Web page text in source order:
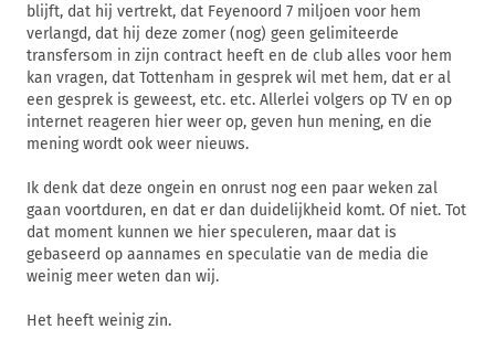
blijft, dat hij vertrekt, dat Feyenoord 7 miljoen voor hem
verlangd, dat hij deze zomer (nog) geen gelimiteerde
transfersom in zijn contract heeft en de club alles voor hem
kan vragen, dat Tottenham in gesprek wil met hem, dat er al
een gesprek is geweest, etc. etc. Allerlei volgers op TV en op
internet reageren hier weer op, geven hun mening, en die
mening wordt ook weer nieuws.
Ik denk dat deze ongein en onrust nog een paar weken zal
gaan voortduren, en dat er dan duidelijkheid komt. Of niet. Tot
dat moment kunnen we hier speculeren, maar dat is
gebaseerd op aannames en speculatie van de media die
weinig meer weten dan wij.
Het heeft weinig zin.